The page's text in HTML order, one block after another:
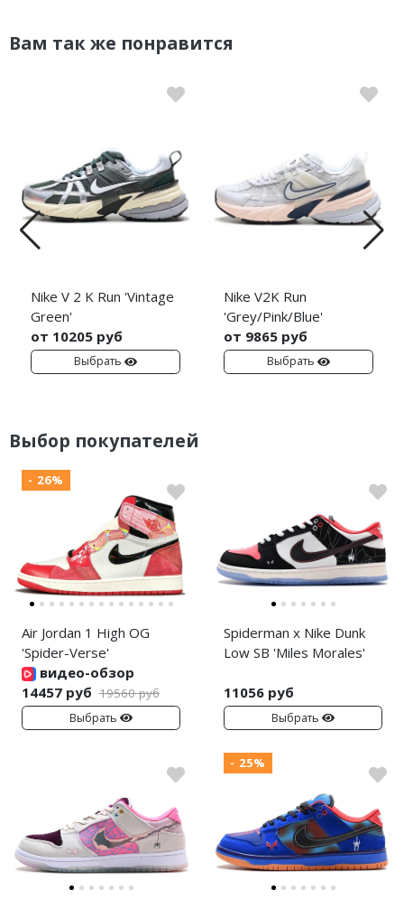
Вам так же понравится
Nike V 2 K Run 'Vintage
Green'
от 10205 руб
Выбрать
Nike V2K Run
'Grey/Pink/Blue'
от 9865 руб
Выбрать
Выбор покупателей
- 26%
Air Jordan 1 High OG
'Spider-Verse'
видео-обзор
14457 руб 19560 руб
Выбрать
Spiderman x Nike Dunk
Low SB 'Miles Morales'
11056 руб
Выбрать
- 25%